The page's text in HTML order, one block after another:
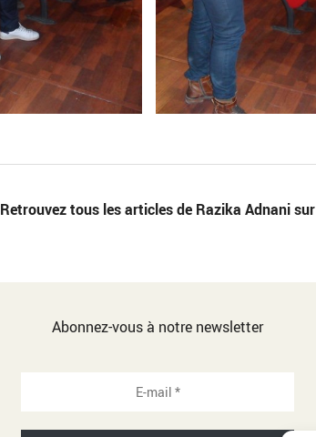
Retrouvez tous les articles de Razika Adnani sur
Abonnez-vous à notre newsletter